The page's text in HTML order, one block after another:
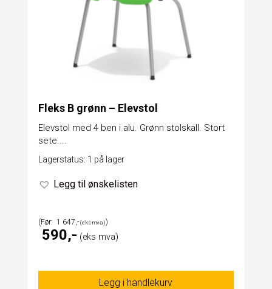
Fleks B grønn – Elevstol
Elevstol med 4 ben i alu. Grønn stolskall. Stort
sete....
Lagerstatus: 1 på lager
Legg til ønskelisten
1 647
590
Legg i handlekurv